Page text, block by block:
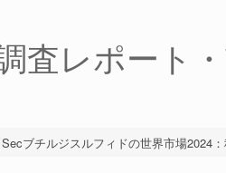
査レポート
ブチルジスルフィドの世界市場2024